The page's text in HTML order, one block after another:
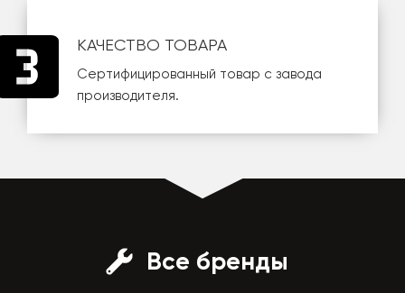
КАЧЕСТВО ТОВАРА
Сертифицированный товар с завода
производителя.
Все бренды